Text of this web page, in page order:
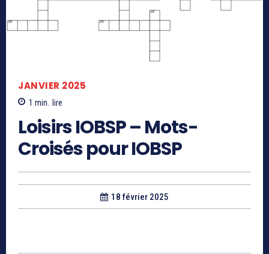
JANVIER 2025
1 min. lire
Loisirs IOBSP – Mots-
Croisés pour IOBSP
18 février 2025